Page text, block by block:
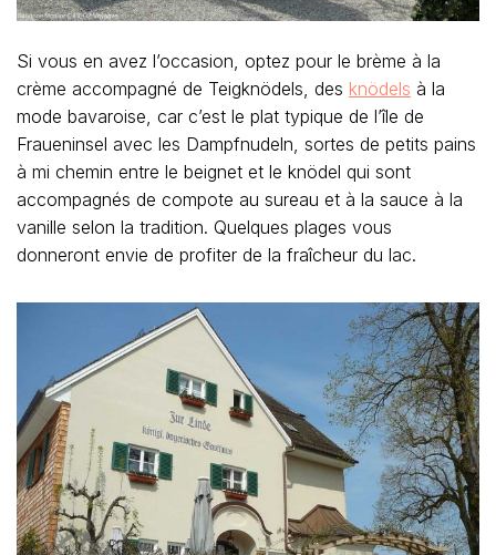
Si vous en avez l’occasion, optez pour le brème à la
crème accompagné de Teigknödels, des knödels à la
mode bavaroise, car c’est le plat typique de l’île de
Fraueninsel avec les Dampfnudeln, sortes de petits pains
à mi chemin entre le beignet et le knödel qui sont
accompagnés de compote au sureau et à la sauce à la
vanille selon la tradition. Quelques plages vous
donneront envie de profiter de la fraîcheur du lac.